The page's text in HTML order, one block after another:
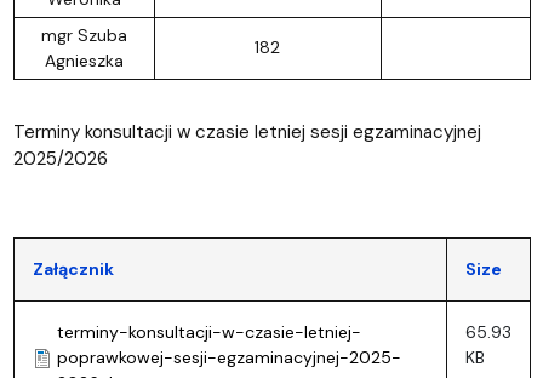
mgr Szuba
Agnieszka
182
Terminy konsultacji w czasie letniej sesji egzaminacyjnej
2025/2026
Załącznik Size
terminy-konsultacji-w-czasie-letniej-
poprawkowej-sesji-egzaminacyjnej-2025-
65.93
KB